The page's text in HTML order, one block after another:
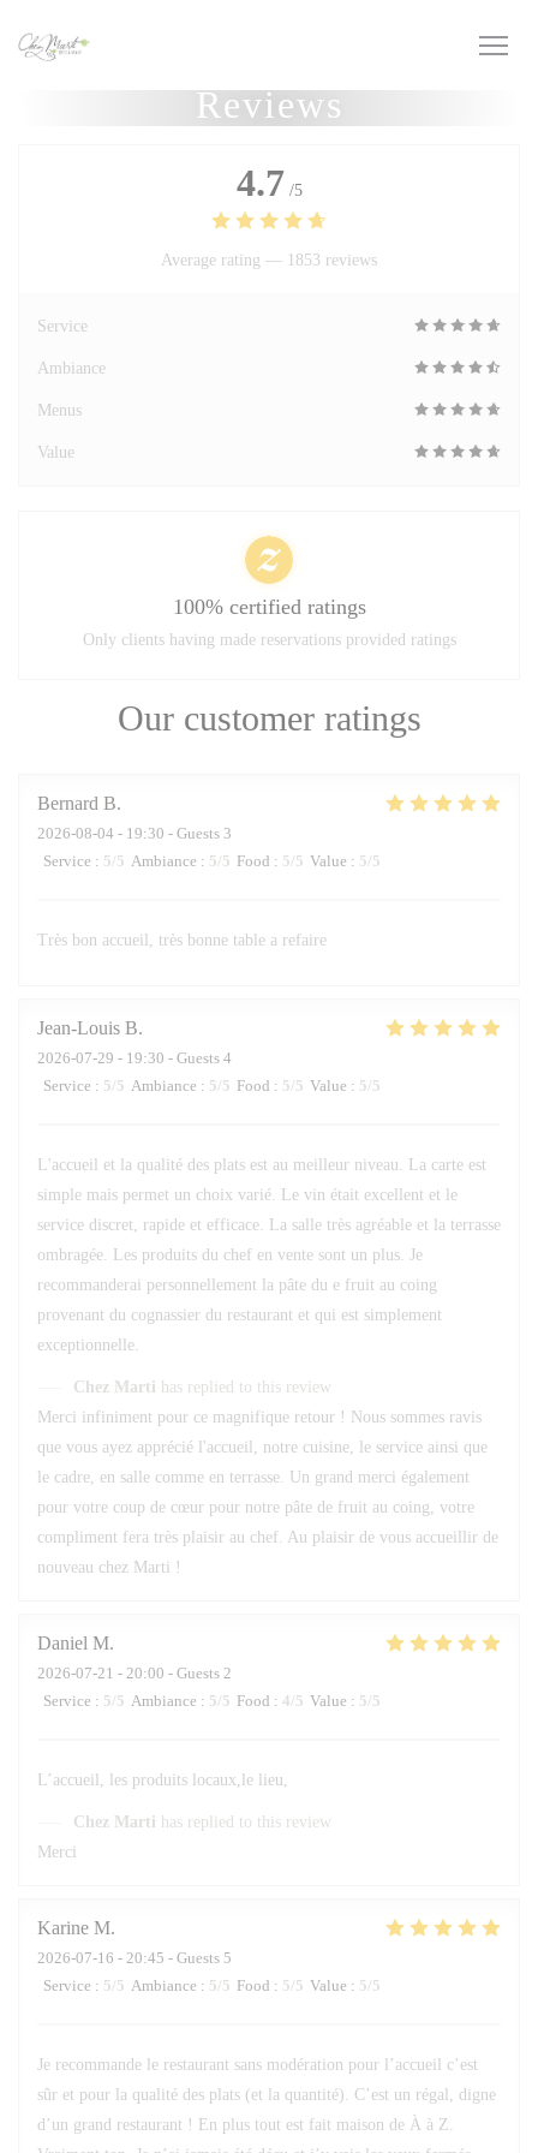
Reviews
Our customer ratings
Bernard B
2026-08-04 - 19:30 - Guests 3
Service : 5/5 Ambiance : 5/5 Food : 5/5 Value : 5/5
Très bon accueil, très bonne table a refaire
Jean-Louis B
2026-07-29 - 19:30 - Guests 4
Service : 5/5 Ambiance : 5/5 Food : 5/5 Value : 5/5
L'accueil et la qualité des plats est au meilleur niveau. La carte est
simple mais permet un choix varié. Le vin était excellent et le
service discret, rapide et efficace. La salle très agréable et la terrasse
ombragée. Les produits du chef en vente sont un plus. Je
recommanderai personnellement la pâte du e fruit au coing
provenant du cognassier du restaurant et qui est simplement
exceptionnelle.
Chez Marti has replied to this review
Merci infiniment pour ce magnifique retour ! Nous sommes ravis
que vous ayez apprécié l'accueil, notre cuisine, le service ainsi que
le cadre, en salle comme en terrasse. Un grand merci également
pour votre coup de cœur pour notre pâte de fruit au coing, votre
compliment fera très plaisir au chef. Au plaisir de vous accueillir de
nouveau chez Marti !
Daniel M
2026-07-21 - 20:00 - Guests 2
Service : 5/5 Ambiance : 5/5 Food : 4/5 Value : 5/5
L’accueil, les produits locaux,le lieu,
Chez Marti has replied to this review
Merci
Karine M
2026-07-16 - 20:45 - Guests 5
Service : 5/5 Ambiance : 5/5 Food : 5/5 Value : 5/5
Je recommande le restaurant sans modération pour l’accueil c’est
sûr et pour la qualité des plats (et la quantité). C’est un régal, digne
d’un grand restaurant ! En plus tout est fait maison de À à Z.
4.7 /5
Average rating — 1853 reviews
Service
Ambiance
Menus
Value
100% certified ratings
Only clients having made reservations provided ratings